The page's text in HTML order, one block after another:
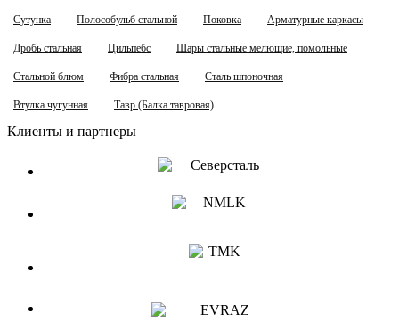
Сутунка Полособульб стальной Поковка Арматурные каркасы
Дробь стальная Цильпебс Шары стальные мелющие, помольные
Стальной блюм Фибра стальная Сталь шпоночная
Втулка чугунная Тавр (Балка тавровая)
Клиенты и партнеры